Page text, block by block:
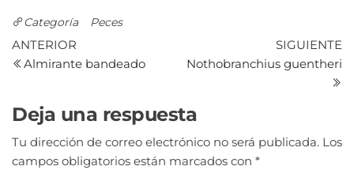
Categoría Peces
ANTERIOR
Almirante bandeado
SIGUIENTE
Nothobranchius guentheri
Deja una respuesta
Tu dirección de correo electrónico no será publicada. Los
campos obligatorios están marcados con *